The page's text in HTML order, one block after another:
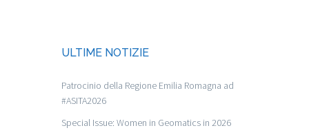
ULTIME NOTIZIE
Patrocinio della Regione Emilia Romagna ad
#ASITA2026
Special Issue: Women in Geomatics in 2026